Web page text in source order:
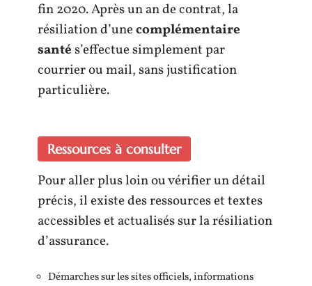
fin 2020. Après un an de contrat, la
résiliation d’unecomplémentaire
santés’effectue simplement par
courrier ou mail, sans justification
particulière.
Ressources à consulter
Pour aller plus loin ou vérifier un détail
précis, il existe des ressources et textes
accessibles et actualisés sur la résiliation
d’assurance.
Démarches sur les sites officiels, informations